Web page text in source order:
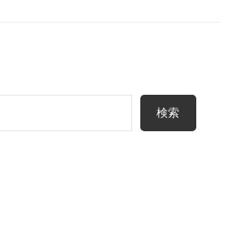
検索